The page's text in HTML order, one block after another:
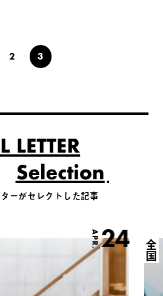
2 3
ーがセレクトした記事
APR.24 全国